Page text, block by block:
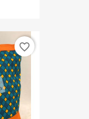
favorite_border